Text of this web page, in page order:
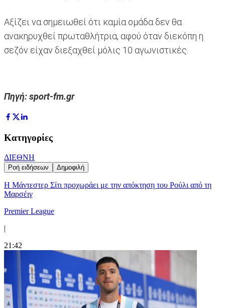
Αξίζει να σημειωθεί ότι καμία ομάδα δεν θα
ανακηρυχθεί πρωταθλήτρια, αφού όταν διεκόπη η
σεζόν είχαν διεξαχθεί μόλις 10 αγωνιστικές.
Πηγή: sport-fm.gr
Κατηγορίες
ΔΙΕΘΝΗ
Ροή ειδήσεων Δημοφιλή
Η Μάντεστερ Σίτι προχωράει με την απόκτηση του Ρούλι από τη
Μαρσέιγ
Premier League
|
21:42